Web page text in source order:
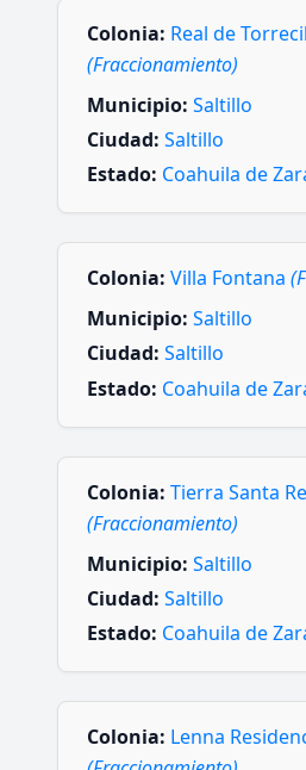
Colonia: Real de
(Fraccionamiento)
Municipio: Saltillo
Ciudad: Saltillo
Estado: Coahuila de
Colonia: Villa Fontana
Municipio: Saltillo
Ciudad: Saltillo
Estado: Coahuila de
Colonia: Tierra Santa
(Fraccionamiento)
Municipio: Saltillo
Ciudad: Saltillo
Estado: Coahuila de
Colonia: Lenna